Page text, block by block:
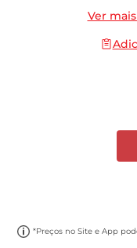
Ver
*Preços no Site e App